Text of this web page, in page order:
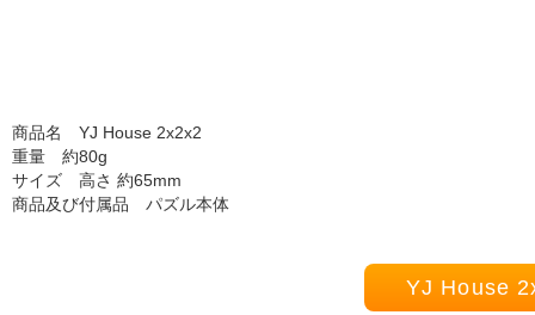
商品名 YJ House 2x2x2
重量 約80g
サイズ 高さ 約65mm
商品及び付属品 パズル本体
YJ House